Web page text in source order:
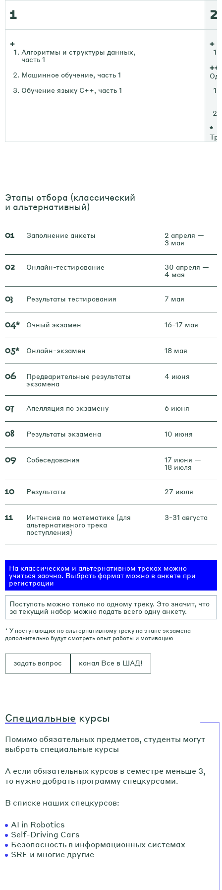
1
+
Алгоритмы и структуры данных,
часть 1
Машинное обучение, часть 1
Обучение языку С++, часть 1
2
+
++
*
Этапы отбора (классический
и альтернативный)
01 Заполнение анкеты
2 апреля —
3 мая
02 Онлайн-тестирование
30 апреля —
4 мая
03 Результаты тестирования 7 мая
04* Очный экзамен 16-17 мая
05* Онлайн-экзамен 18 мая
06
Предварительные результаты
экзамена
4 июня
07 Апелляция по экзамену 6 июня
08 Результаты экзамена 10 июня
09 Собеседования
17 июня —
18 июля
10 Результаты 27 июля
11
Интенсив по математике (для
альтернативного трека
поступления)
3-31 августа
На классическом и альтернативном треках можно
учиться заочно. Выбрать формат можно в анкете при
регистрации
Поступать можно только по одному треку. Это значит, что
за текущий набор можно подать всего одну анкету.
* У поступающих по альтернативному треку на этапе экзамена
дополнительно будут смотреть опыт работы и мотивацию
задать вопрос канал Все в ШАД!
Специальные курсы
Помимо обязательных предметов, студенты могут
выбрать специальные курсы
А если обязательных курсов в семестре меньше 3,
то нужно добрать программу спецкурсами.
В списке наших спецкурсов:
AI in Robotics
Self-Driving Cars
Безопасность в информационных системах
SRE и многие другие